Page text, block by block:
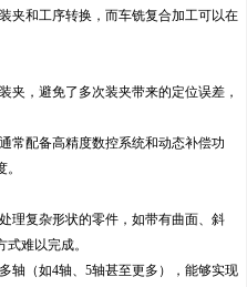
夹和工序转换，而车铣复合加工可以在
，避免了多次装夹带来的定位误差，
常配备高精度数控系统和动态补偿功
理复杂形状的零件，如带有曲面、斜
难以完成。
轴（如4轴、5轴甚至更多），能够实现